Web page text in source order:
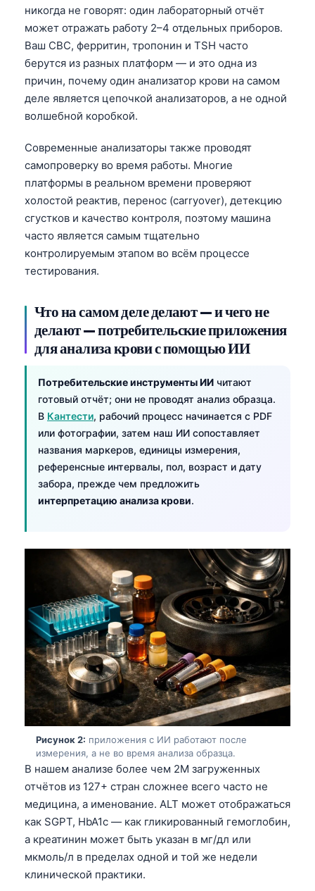
никогда не говорят: один лабораторный отчёт
может отражать работу 2–4 отдельных приборов.
Ваш CBC, ферритин, тропонин и TSH часто
берутся из разных платформ — и это одна из
причин, почему один анализатор крови на самом
деле является цепочкой анализаторов, а не одной
волшебной коробкой.
Современные анализаторы также проводят
самопроверку во время работы. Многие
платформы в реальном времени проверяют
холостой реактив, перенос (carryover), детекцию
сгустков и качество контроля, поэтому машина
часто является самым тщательно
контролируемым этапом во всём процессе
тестирования.
Что на самом деле делают — и чего не
делают — потребительские приложения
для анализа крови с помощью ИИ
Потребительские инструменты ИИ читают
готовый отчёт; они не проводят анализ образца.
В Кантести, рабочий процесс начинается с PDF
или фотографии, затем наш ИИ сопоставляет
названия маркеров, единицы измерения,
референсные интервалы, пол, возраст и дату
забора, прежде чем предложить
интерпретацию анализа крови.
Рисунок 2: приложения с ИИ работают после
измерения, а не во время анализа образца.
В нашем анализе более чем 2M загруженных
отчётов из 127+ стран сложнее всего часто не
медицина, а именование. ALT может отображаться
как SGPT, HbA1c — как гликированный гемоглобин,
а креатинин может быть указан в мг/дл или
мкмоль/л в пределах одной и той же недели
клинической практики.